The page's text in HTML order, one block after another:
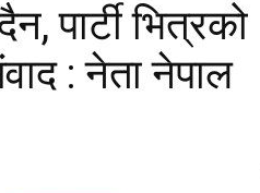
सन्देश
पार्टी भित्रको
: नेता नेपाल